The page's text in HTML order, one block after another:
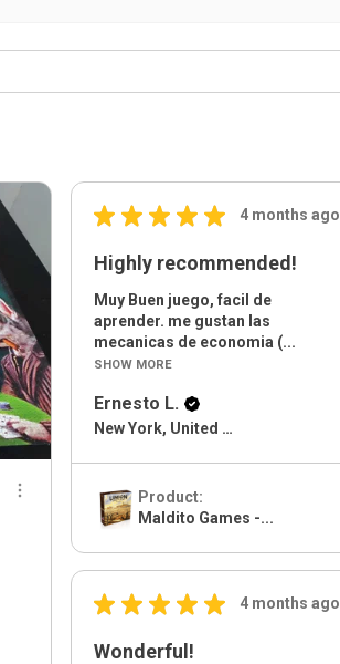
★ ★ ★ ★ ★ 4 months ago
Highly recommended!
Muy Buen juego, facil de
aprender. me gustan las
mecanicas de economia (...
SHOW MORE
Ernesto L.
New York, United States
Product:
Maldito Games -...
★ ★ ★ ★ ★ 4 months ago
Wonderful!